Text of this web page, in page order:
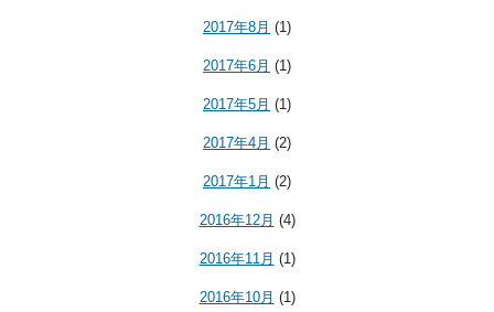
2017年8月 (1)
2017年6月 (1)
2017年5月 (1)
2017年4月 (2)
2017年1月 (2)
2016年12月 (4)
2016年11月 (1)
2016年10月 (1)